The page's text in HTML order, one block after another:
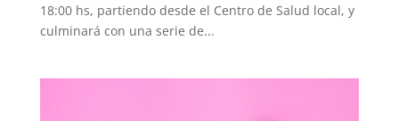
18:00 hs, partiendo desde el Centro de Salud local, y
culminará con una serie de...